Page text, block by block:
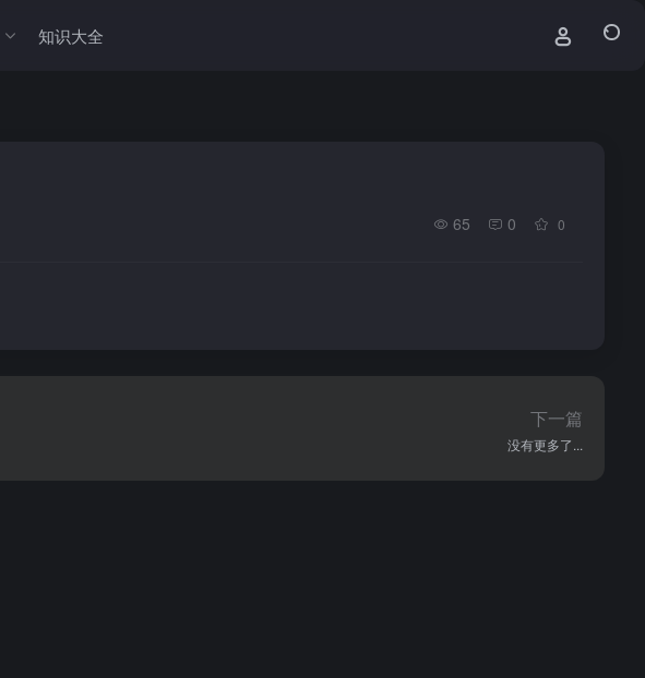
知识大全
65 0 0
下一篇
没有更多了...